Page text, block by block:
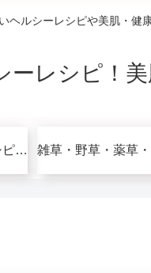
ヘルシーレシピや美肌・
レシピ！
グルテンフリーレシピで美肌健康ダイエット！